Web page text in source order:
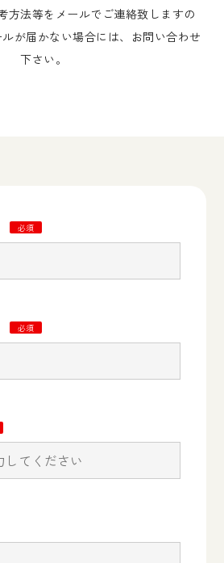
方法等をメールでご連絡致しますの
が届かない場合には、お問い合わせ
下さい。
必須
必須